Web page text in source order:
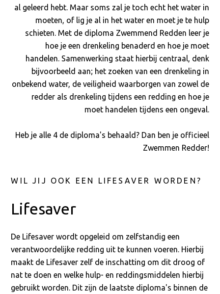
al geleerd hebt. Maar soms zal je toch echt het water in
moeten, of lig je al in het water en moet je te hulp
schieten. Met de diploma Zwemmend Redden leer je
hoe je een drenkeling benaderd en hoe je moet
handelen. Samenwerking staat hierbij centraal, denk
bijvoorbeeld aan; het zoeken van een drenkeling in
onbekend water, de veiligheid waarborgen van zowel de
redder als drenkeling tijdens een redding en hoe je
moet handelen tijdens een ongeval.
Heb je alle 4 de diploma's behaald? Dan ben je officieel
Zwemmen Redder!
WIL JIJ OOK EEN LIFESAVER WORDEN?
Lifesaver
De Lifesaver wordt opgeleid om zelfstandig een
verantwoordelijke redding uit te kunnen voeren. Hierbij
maakt de Lifesaver zelf de inschatting om dit droog of
nat te doen en welke hulp- en reddingsmiddelen hierbij
gebruikt worden. Dit zijn de laatste diploma's binnen de